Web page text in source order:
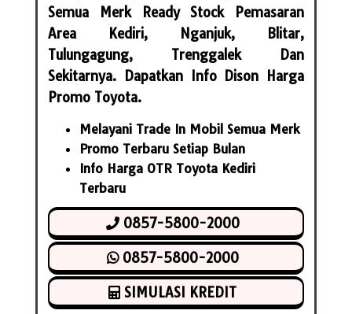
Semua Merk Ready Stock Pemasaran
Area Kediri, Nganjuk, Blitar,
Tulungagung, Trenggalek Dan
Sekitarnya. Dapatkan Info Dison Harga
Promo Toyota.
Melayani Trade In Mobil Semua Merk
Promo Terbaru Setiap Bulan
Info Harga OTR Toyota Kediri
Terbaru
0857-5800-2000
0857-5800-2000
SIMULASI KREDIT